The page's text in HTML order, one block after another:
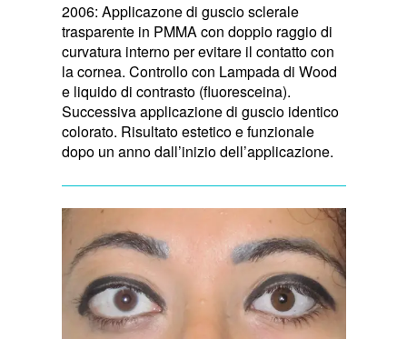
2006: Applicazone di guscio sclerale
trasparente in PMMA con doppio raggio di
curvatura interno per evitare il contatto con
la cornea. Controllo con Lampada di Wood
e liquido di contrasto (fluoresceina).
Successiva applicazione di guscio identico
colorato. Risultato estetico e funzionale
dopo un anno dall’inizio dell’applicazione.